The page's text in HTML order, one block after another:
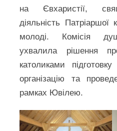
на Євхаристії,
діяльність Патріаршої
молоді. Комісія
ухвалила рішення
католиками
організацію та
рамках Ювілею.